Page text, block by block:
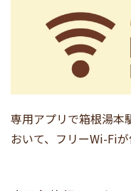
専用アプリで箱根湯本
おいて、フリーWi-Fiが